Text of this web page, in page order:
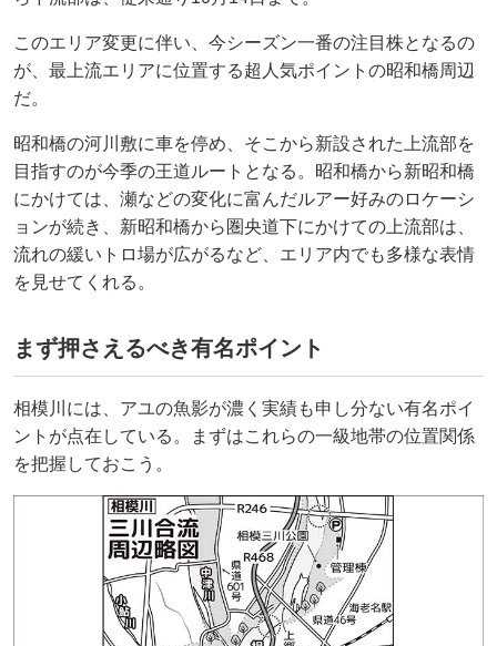
このエリア変更に伴い、今シーズン一番の注目株となるの
が、最上流エリアに位置する超人気ポイントの昭和橋周辺
だ。
昭和橋の河川敷に車を停め、そこから新設された上流部を
目指すのが今季の王道ルートとなる。昭和橋から新昭和橋
にかけては、瀬などの変化に富んだルアー好みのロケーシ
ョンが続き、新昭和橋から圏央道下にかけての上流部は、
流れの緩いトロ場が広がるなど、エリア内でも多様な表情
を見せてくれる。
まず押さえるべき有名ポイント
相模川には、アユの魚影が濃く実績も申し分ない有名ポイ
ントが点在している。まずはこれらの一級地帯の位置関係
を把握しておこう。